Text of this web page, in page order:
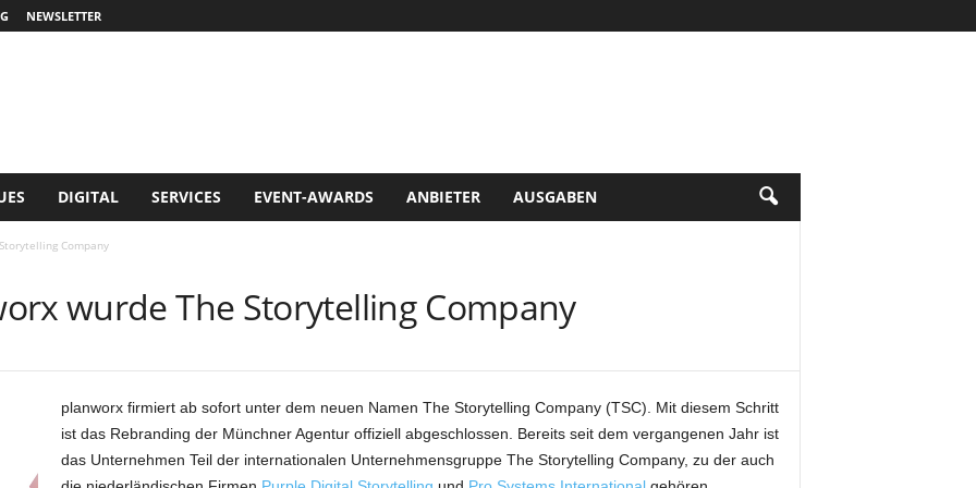
NEWSLETTER
DIGITAL SERVICES EVENT-AWARDS ANBIETER AUSGABEN
Company
wurde The Storytelling Company
planworx firmiert ab sofort unter dem neuen Namen The Storytelling Company (TSC). Mit diesem Schritt
ist das Rebranding der Münchner Agentur offiziell abgeschlossen. Bereits seit dem vergangenen Jahr ist
das Unternehmen Teil der internationalen Unternehmensgruppe The Storytelling Company, zu der auch